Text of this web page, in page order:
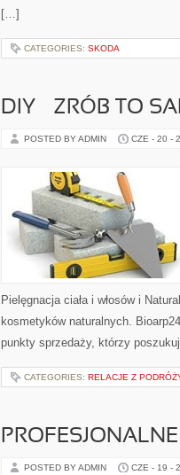
[…]
CATEGORIES: SKODA
DIY – ZRÓB TO
POSTED BY ADMIN CZE - 20 -
Pielęgnacja ciała i włosów i
kosmetyków naturalnych.
punkty sprzedaży, którzy
CATEGORIES: RELACJE Z
POSTED BY ADMIN CZE - 19 -